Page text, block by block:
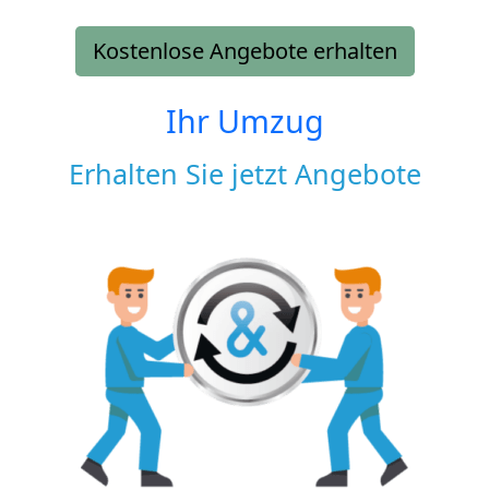
Kostenlose Angebote erhalten
Ihr Umzug
Erhalten Sie jetzt Angebote